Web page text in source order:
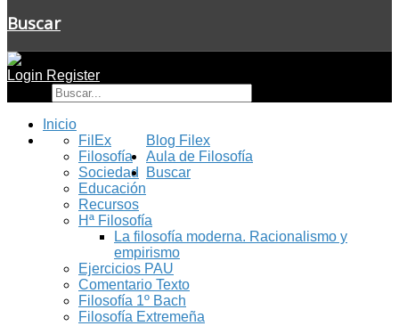
Buscar
Login Register
Inicio
Blog Filex
FilEx
Filosofía
Sociedad
Educación
Recursos
Aula de Filosofía
Hª Filosofía
La filosofía moderna. Racionalismo y
empirismo
Ejercicios PAU
Comentario Texto
Filosofía 1º Bach
Filosofía Extremeña
Buscar